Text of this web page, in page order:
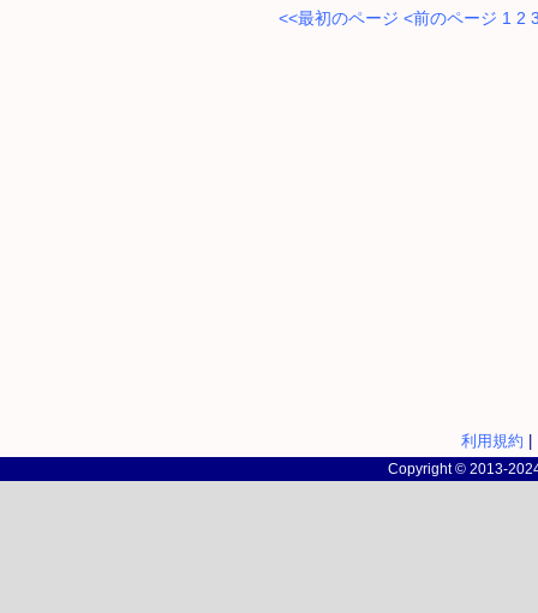
<<最初のページ <前のページ 1 2
利用規約
Copyright © 2013-